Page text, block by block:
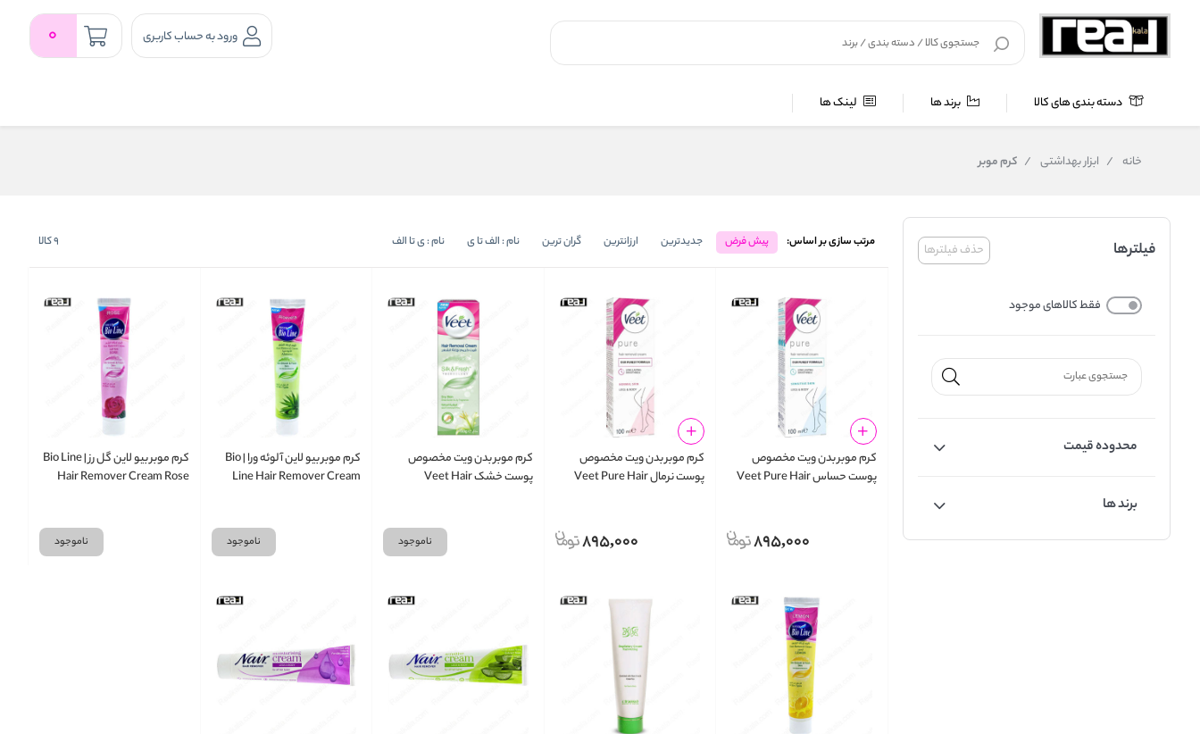
ورود به حساب کاربری 0
دسته بندی های کالا برند ها لینک ها
خانه / ابزار بهداشتی / کرم موبر
حذف فیلترها فیلترها
فقط کالاهای موجود
محدوده قیمت
برند ها
مرتب سازی بر اساس: پیش فرض جدیدترین ارزانترین گران ترین نام : الف تا ی نام : ی تا الف 9کالا
کرم موبر بدن ویت مخصوص
پوست حساس Veet Pure Hair
895,000
کرم موبر بدن ویت مخصوص
پوست نرمال Veet Pure Hair
895,000
کرم موبر بدن ویت مخصوص
پوست خشک Veet Hair
ناموجود
کرم موبر بیو لاین آلوئه ورا | Bio
Line Hair Remover Cream
ناموجود
کرم موبر بیو لاین گل رز | Bio Line
Hair Remover Cream Rose
ناموجود